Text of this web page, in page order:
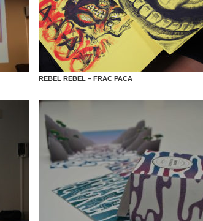
REBEL REBEL – FRAC PACA